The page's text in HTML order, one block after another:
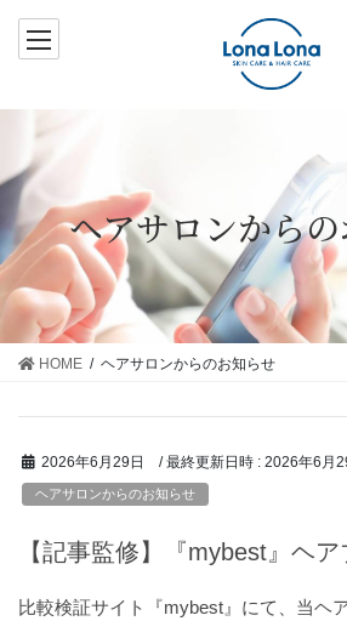
ス
ッ
プ
ン
移
動
ヘアサロンから
HOME ヘアサロンからのお知らせ
2026年6月29日 / 最終更新日時 : 2026年6月
ヘアサロンからのお知らせ
【記事監修】『mybest』ヘ
比較検証サイト『mybest』にて、当ヘ